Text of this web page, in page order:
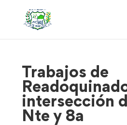
Trabajos de
intersección
Nte y 8a